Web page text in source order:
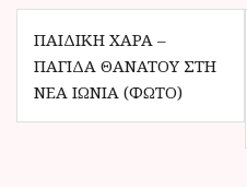
Π
ο
ΠΑΙΔΙΚΉ ΧΑΡΆ –
ΠΑΓΊΔΑ ΘΑΝΆΤΟΥ ΣΤΗ
ΝΈΑ ΙΩΝΊΑ (ΦΩΤΌ)